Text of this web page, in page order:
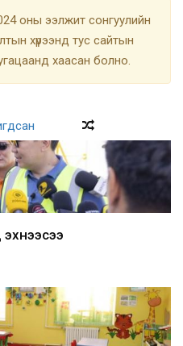
оны ээлжит сонгуулийн
хүрээнд тус сайтын
хаасан болно.